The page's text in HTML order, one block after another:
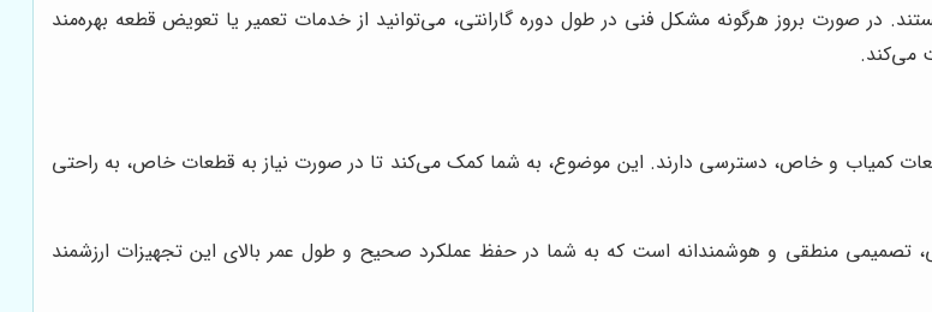
در صورت بروز هرگونه مشکل فنی در طول دوره گارانتی، می‌توانید از خدمات تعمیر یا تعویض قطعه بهره‌مند
می‌کند.
کمیاب و خاص، دسترسی دارند. این موضوع، به شما کمک می‌کند تا در صورت نیاز به قطعات خاص، به راحتی
تصمیمی منطقی و هوشمندانه است که به شما در حفظ عملکرد صحیح و طول عمر بالای این تجهیزات ارزشمند